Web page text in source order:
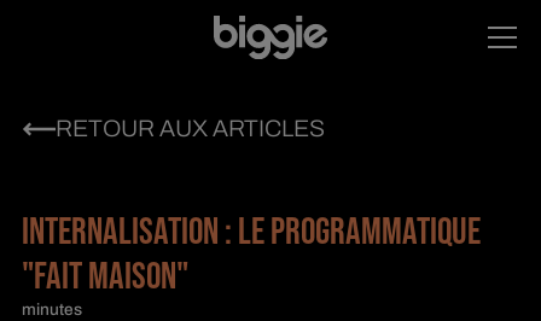
RETOUR AUX ARTICLES
INTERNALISATION : LE PROGRAMMATIQUE
"FAIT MAISON"
minutes